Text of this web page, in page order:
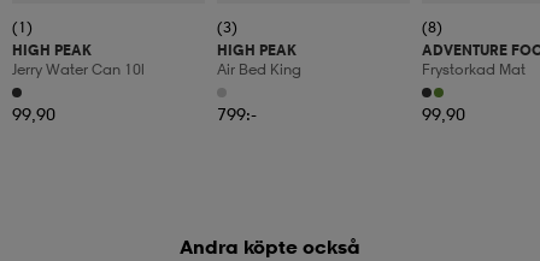
(1)
HIGH PEAK
Jerry Water Can 10l
99,90
(3)
HIGH PEAK
Air Bed King
799:-
(8)
ADVENTURE
Frystorkad Mat
99,90
Andra köpte också